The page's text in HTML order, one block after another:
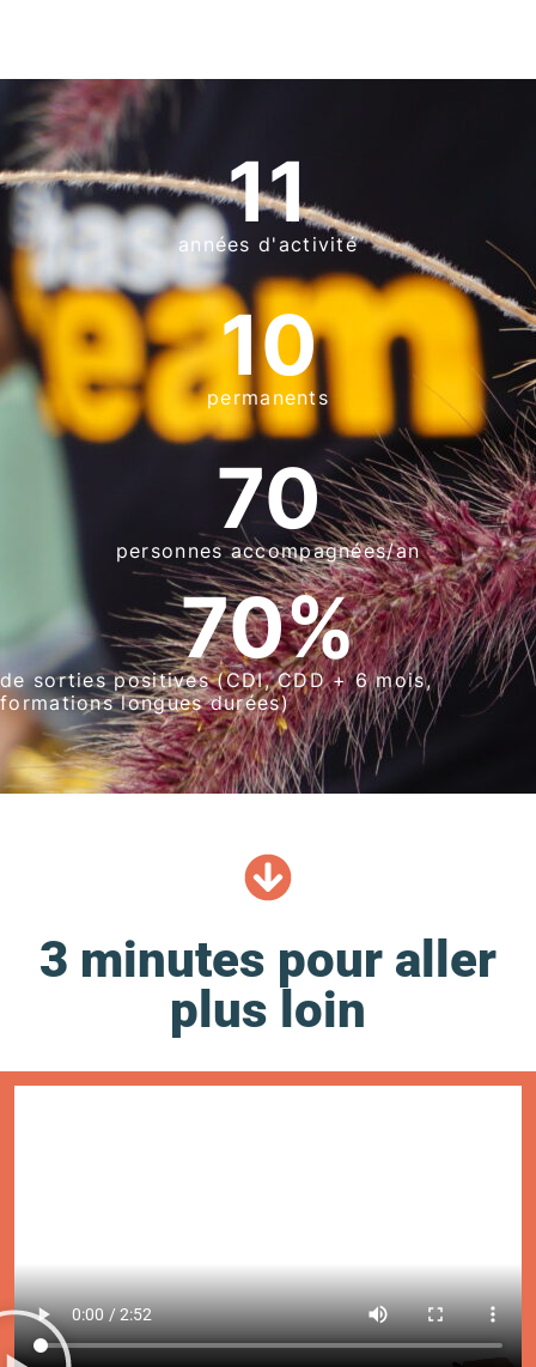
années d'activité
11
permanents
10
personnes accompagnées/an
70
de sorties positives (CDI, CDD + 6 mois,
formations longues durées)
70%
3 minutes pour aller
plus loin